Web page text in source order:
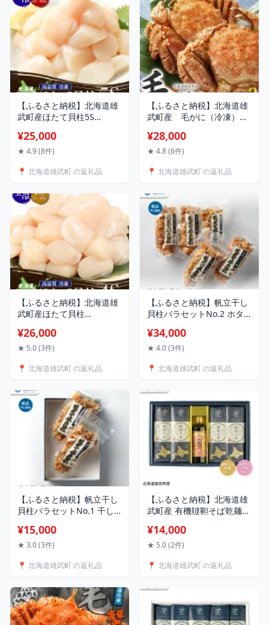
寄せ 北海道 雄武町 雄武
【04109】
【ふるさと納税】北海道雄
武町産ほたて貝柱5S
¥25,000
★ 4.9 (8件)
📍 北海道雄武町 の返礼品
【ふるさと納税】北海道雄
武町産 毛がに（冷凍）
¥28,000
★ 4.8 (6件)
📍 北海道雄武町 の返礼品
【ふるさと納税】北海道雄
武町産ほたて貝柱
【0711604】
¥26,000
★ 5.0 (3件)
📍 北海道雄武町 の返礼品
【ふるさと納税】帆立干し
貝柱バラセットNo.2 ホタ
海道 オホーツク産 取り寄
せ おつまみ つまみ 雄武町
¥34,000
★ 4.0 (3件)
📍 北海道雄武町 の返礼品
【ふるさと納税】帆立干し
貝柱バラセットNo.1 干し
70g×2 ホタテ 干貝柱 ふる
さと納税 北海道 オホーツ
まみ 雄武町【0312402】
¥15,000
★ 3.0 (3件)
📍 北海道雄武町 の返礼品
【ふるさと納税】北海道雄
武町産 有機韃靼そば乾麺麺
200g×10 神門のつゆ
300ml) | 蕎麦 乾麺 有機JAS
国産 ダッタンそば 細麺 ル
尻昆布 鮭節 株式会社神門
お取り寄せ 北海道 雄武町
雄武【04111】
¥14,000
★ 5.0 (2件)
📍 北海道雄武町 の返礼品